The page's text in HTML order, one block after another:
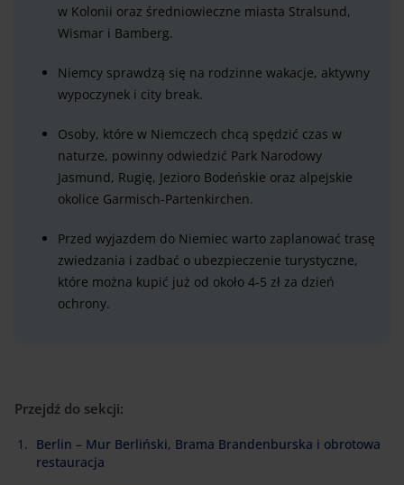
w Kolonii oraz średniowieczne miasta Stralsund,
Wismar i Bamberg.
Niemcy sprawdzą się na rodzinne wakacje, aktywny
wypoczynek i city break.
Osoby, które w Niemczech chcą spędzić czas w
naturze, powinny odwiedzić Park Narodowy
Jasmund, Rugię, Jezioro Bodeńskie oraz alpejskie
okolice Garmisch-Partenkirchen.
Przed wyjazdem do Niemiec warto zaplanować trasę
zwiedzania i zadbać o ubezpieczenie turystyczne,
które można kupić już od około 4-5 zł za dzień
ochrony.
Przejdź do sekcji:
Berlin – Mur Berliński, Brama Brandenburska i obrotowa
restauracja